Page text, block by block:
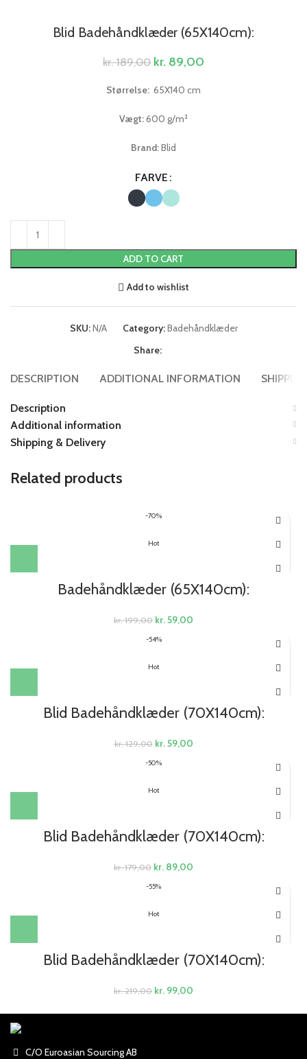
Blid Badehåndklæder (65X140cm):
kr.189,00 kr. 89,00
Størrelse: 65X140 cm
Vægt:600 g/m²
Brand:Blid
FARVE
ADD TO CART
Add to wishlist
SKU:N/A Category:Badehåndklæder
Share:
DESCRIPTION ADDITIONAL INFORMATION
Description
Additional information
Shipping & Delivery
Related products
-70%
Hot
Badehåndklæder (65X140cm):
kr.199,00 kr.59,00
-54%
Hot
Blid Badehåndklæder (70X140cm):
kr.129,00 kr.59,00
-50%
Hot
Blid Badehåndklæder (70X140cm):
kr.179,00 kr. 89,00
-55%
Hot
Blid Badehåndklæder (70X140cm):
kr.219,00 kr. 99,00
C/O Euroasian Sourcing AB